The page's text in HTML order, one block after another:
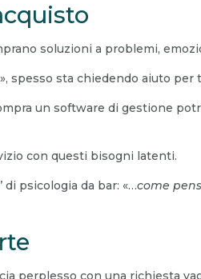
soluzioni a problemi,
», spesso sta chiedendo aiuto per
un software di gestione
con questi bisogni latenti.
di psicologia da bar: «…come